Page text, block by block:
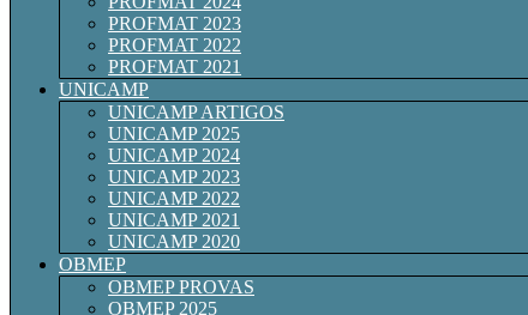
PROFMAT 2023
PROFMAT 2022
PROFMAT 2021
UNICAMP
UNICAMP ARTIGOS
UNICAMP 2025
UNICAMP 2024
UNICAMP 2023
UNICAMP 2022
UNICAMP 2021
UNICAMP 2020
OBMEP
OBMEP PROVAS
OBMEP 2025